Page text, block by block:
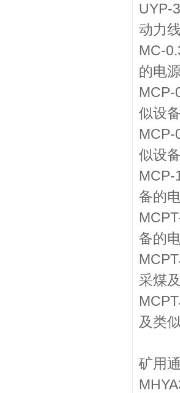
UYP-
动力
MC-
的电
MCP-
似设
MCP-
似设
MCP-
备的
备的
采煤
及类
矿用